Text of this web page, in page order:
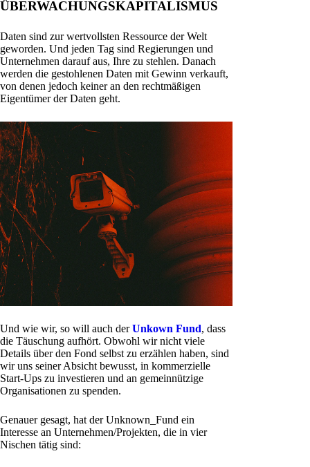
ÜBERWACHUNGSKAPITALISMUS
Daten sind zur wertvollsten Ressource der Welt
geworden. Und jeden Tag sind Regierungen und
Unternehmen darauf aus, Ihre zu stehlen. Danach
werden die gestohlenen Daten mit Gewinn verkauft,
von denen jedoch keiner an den rechtmäßigen
Eigentümer der Daten geht.
Und wie wir, so will auch derUnkown Fund, dass
die Täuschung aufhört. Obwohl wir nicht viele
Details über den Fond selbst zu erzählen haben, sind
wir uns seiner Absicht bewusst, in kommerzielle
Start-Ups zu investieren und an gemeinnützige
Organisationen zu spenden.
Genauer gesagt, hat der Unknown_Fund ein
Interesse an Unternehmen/Projekten, die in vier
Nischen tätig sind: